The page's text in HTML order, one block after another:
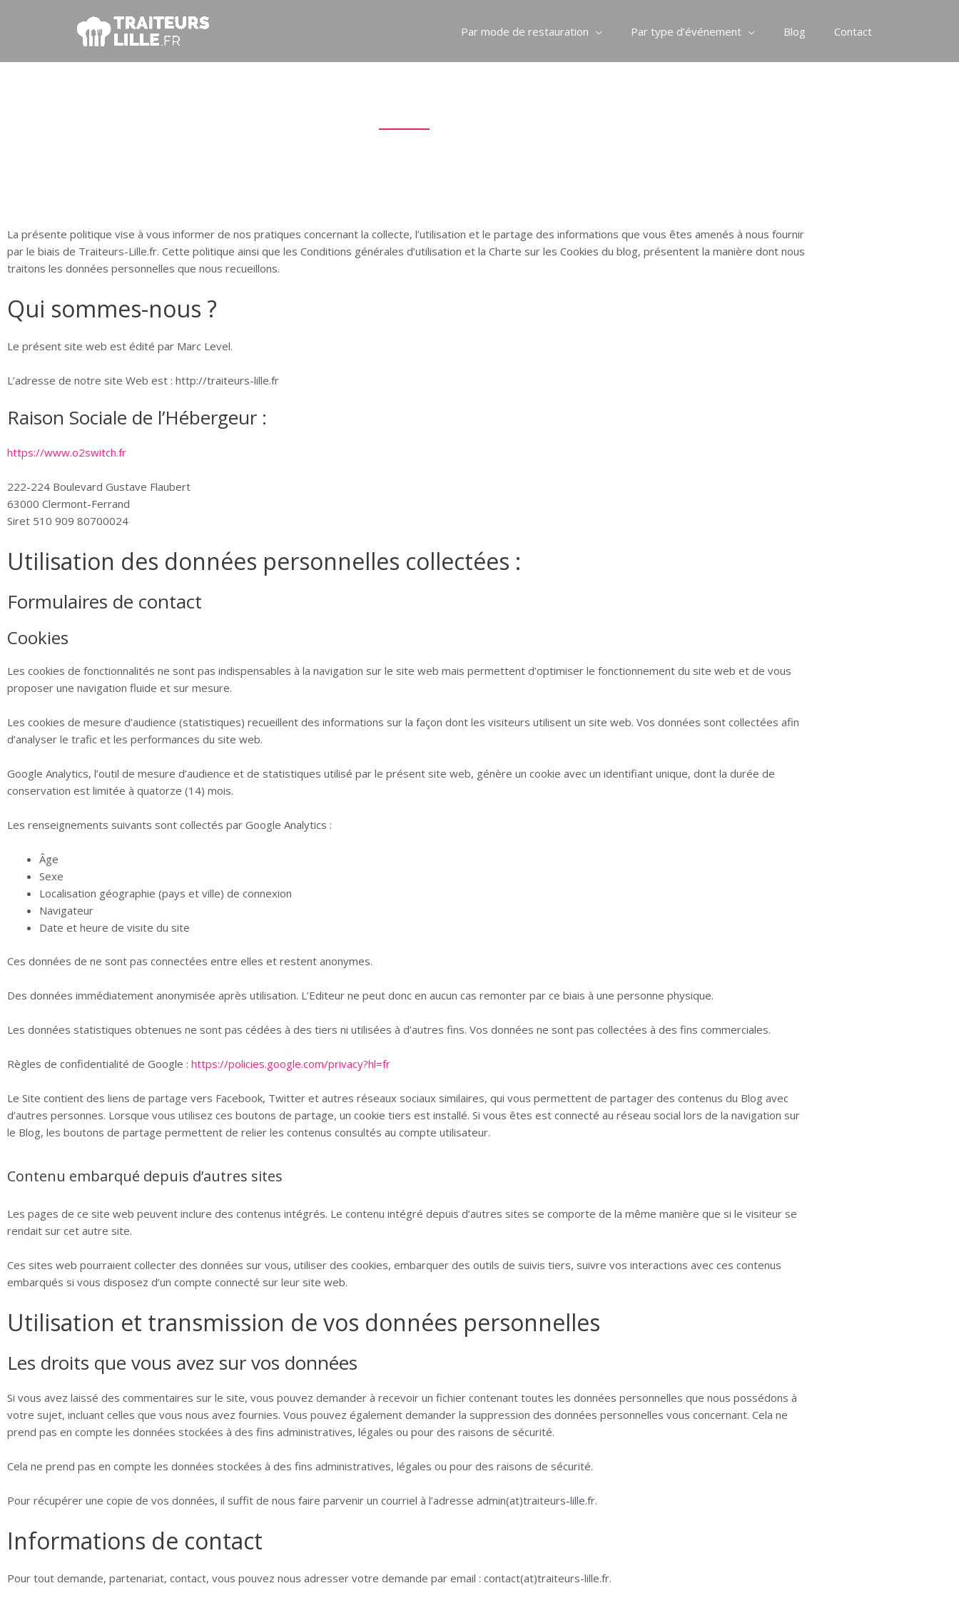
Par mode de restauration Par type d’événement Blog Contact
La présente politique vise à vous informer de nos pratiques concernant la collecte, l’utilisation et le partage des informations que vous êtes amenés à nous fournir
par le biais de Traiteurs-Lille.fr. Cette politique ainsi que les Conditions générales d’utilisation et la Charte sur les Cookies du blog, présentent la manière dont nous
traitons les données personnelles que nous recueillons.
Qui sommes-nous ?
Le présent site web est édité par Marc Level.
L’adresse de notre site Web est : http://traiteurs-lille.fr
Raison Sociale de l’Hébergeur :
https://www.o2switch.fr
222-224 Boulevard Gustave Flaubert
63000 Clermont-Ferrand
Siret 510 909 80700024
Utilisation des données personnelles collectées :
Formulaires de contact
Cookies
Les cookies de fonctionnalités ne sont pas indispensables à la navigation sur le site web mais permettent d’optimiser le fonctionnement du site web et de vous
proposer une navigation fluide et sur mesure.
Les cookies de mesure d’audience (statistiques) recueillent des informations sur la façon dont les visiteurs utilisent un site web. Vos données sont collectées afin
d’analyser le trafic et les performances du site web.
Google Analytics, l’outil de mesure d’audience et de statistiques utilisé par le présent site web, génère un cookie avec un identifiant unique, dont la durée de
conservation est limitée à quatorze (14) mois.
Les renseignements suivants sont collectés par Google Analytics :
Âge
Sexe
Localisation géographie (pays et ville) de connexion
Navigateur
Date et heure de visite du site
Ces données de ne sont pas connectées entre elles et restent anonymes.
Des données immédiatement anonymisée après utilisation. L’Editeur ne peut donc en aucun cas remonter par ce biais à une personne physique.
Les données statistiques obtenues ne sont pas cédées à des tiers ni utilisées à d’autres fins. Vos données ne sont pas collectées à des fins commerciales.
Règles de confidentialité de Google : https://policies.google.com/privacy?hl=fr
Le Site contient des liens de partage vers Facebook, Twitter et autres réseaux sociaux similaires, qui vous permettent de partager des contenus du Blog avec
d’autres personnes. Lorsque vous utilisez ces boutons de partage, un cookie tiers est installé. Si vous êtes est connecté au réseau social lors de la navigation sur
le Blog, les boutons de partage permettent de relier les contenus consultés au compte utilisateur.
Contenu embarqué depuis d’autres sites
Les pages de ce site web peuvent inclure des contenus intégrés. Le contenu intégré depuis d’autres sites se comporte de la même manière que si le visiteur se
rendait sur cet autre site.
Ces sites web pourraient collecter des données sur vous, utiliser des cookies, embarquer des outils de suivis tiers, suivre vos interactions avec ces contenus
embarqués si vous disposez d’un compte connecté sur leur site web.
Utilisation et transmission de vos données personnelles
Les droits que vous avez sur vos données
Si vous avez laissé des commentaires sur le site, vous pouvez demander à recevoir un fichier contenant toutes les données personnelles que nous possédons à
votre sujet, incluant celles que vous nous avez fournies. Vous pouvez également demander la suppression des données personnelles vous concernant. Cela ne
prend pas en compte les données stockées à des fins administratives, légales ou pour des raisons de sécurité.
Cela ne prend pas en compte les données stockées à des fins administratives, légales ou pour des raisons de sécurité.
Pour récupérer une copie de vos données, il suffit de nous faire parvenir un courriel à l’adresse admin(at)traiteurs-lille.fr.
Informations de contact
Pour tout demande, partenariat, contact, vous pouvez nous adresser votre demande par email : contact(at)traiteurs-lille.fr.